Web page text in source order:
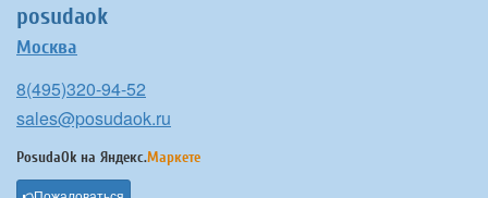
posudaok
Москва
8(495)320-94-52
sales@posudaok.ru
PosudaOk на Яндекс.Маркете